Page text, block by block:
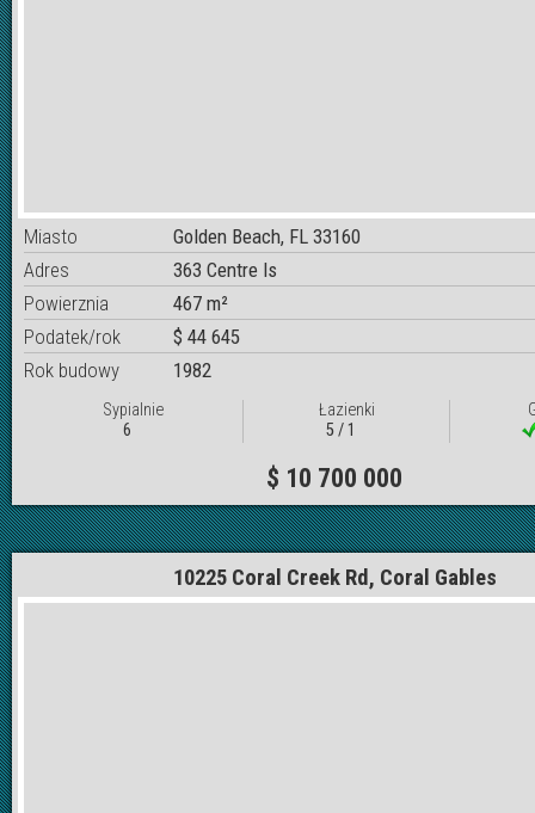
Miasto
Golden Beach, FL 33160
Adres
363 Centre Is
Powierznia
467 m²
Podatek/rok
$ 44 645
Rok budowy
1982
Sypialnie
6
Łazienki
5 / 1
$ 10 700 000
10225 Coral Creek Rd, Coral Gables